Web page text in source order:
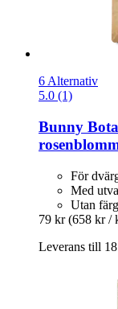
6 Alternativ
5.0 (1)
Bunny
För
Med
Utan
79 kr (658 kr /
Leverans till